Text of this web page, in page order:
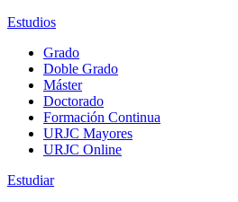
Estudios
Grado
Doble Grado
Máster
Doctorado
Formación Continua
URJC Mayores
URJC Online
Estudiar